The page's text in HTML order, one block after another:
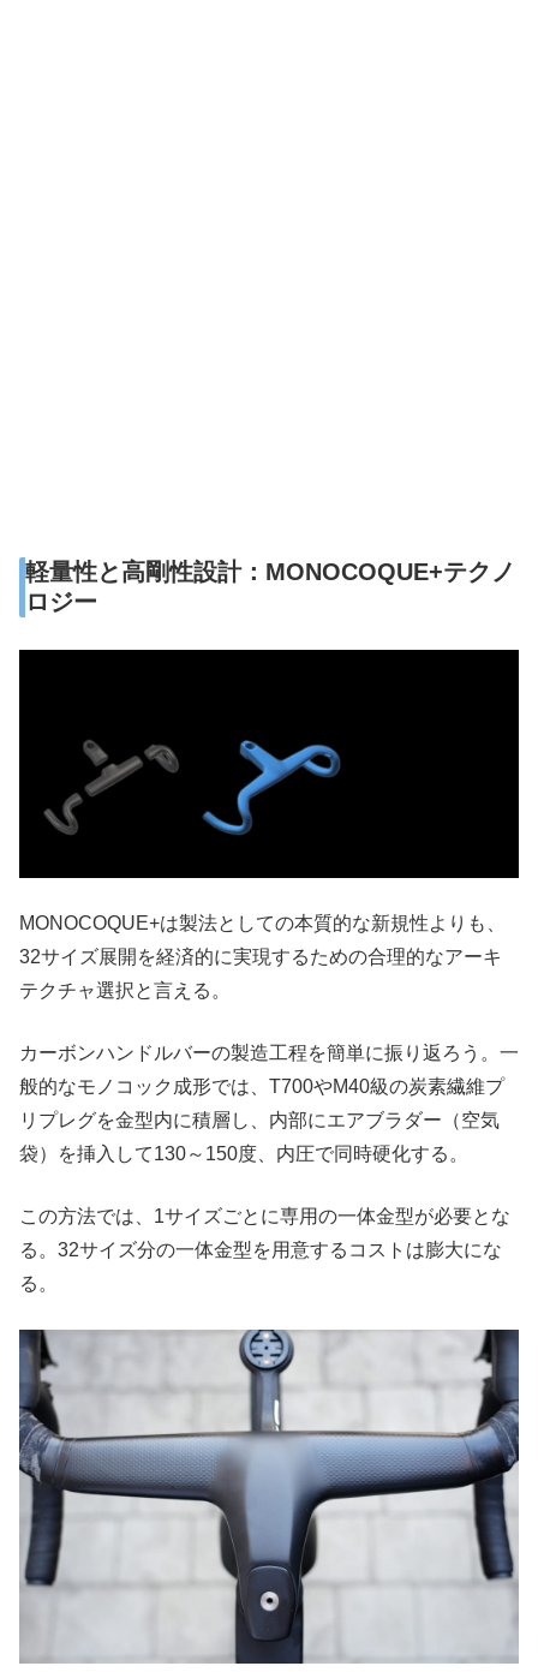
軽量性と高剛性設計：MONOCOQUE+テクノ
ロジー
MONOCOQUE+は製法としての本質的な新規性よりも、
32サイズ展開を経済的に実現するための合理的なアーキ
テクチャ選択と言える。
カーボンハンドルバーの製造工程を簡単に振り返ろう。一
般的なモノコック成形では、T700やM40級の炭素繊維プ
リプレグを金型内に積層し、内部にエアブラダー（空気
袋）を挿入して130～150度、内圧で同時硬化する。
この方法では、1サイズごとに専用の一体金型が必要とな
る。32サイズ分の一体金型を用意するコストは膨大にな
る。